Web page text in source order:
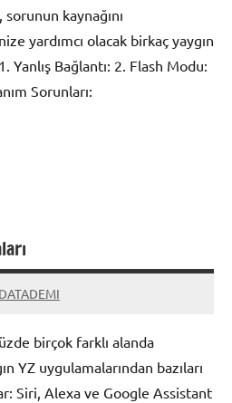
kaynağını
yardımcı olacak birkaç yaygın
Yanlış Bağlantı: 2. Flash Modu:
Sorunları:
birçok farklı alanda
YZ uygulamalarından bazıları
Siri, Alexa ve Google Assistant